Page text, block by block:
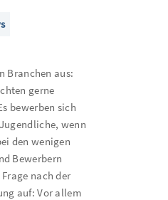
Branchen aus:
gerne
bewerben sich
wenn
den wenigen
Bewerbern
nach der
auf: Vor allem